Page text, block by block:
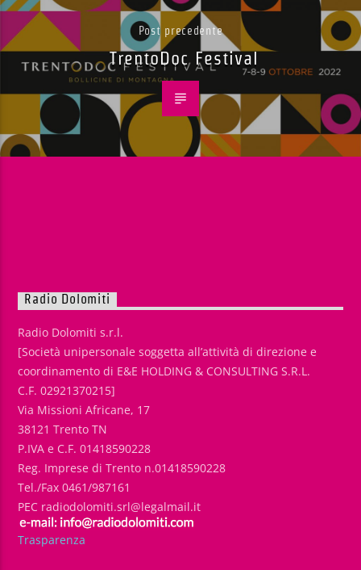
Post precedente
TrentoDoc Festival
Radio Dolomiti
Radio Dolomiti s.r.l.
[Società unipersonale soggetta all’attività di direzione e
coordinamento di E&E HOLDING & CONSULTING S.R.L.
C.F. 02921370215]
Via Missioni Africane, 17
38121 Trento TN
P.IVA e C.F. 01418590228
Reg. Imprese di Trento n.01418590228
Tel./Fax 0461/987161
PEC radiodolomiti.srl@legalmail.it
Trasparenza